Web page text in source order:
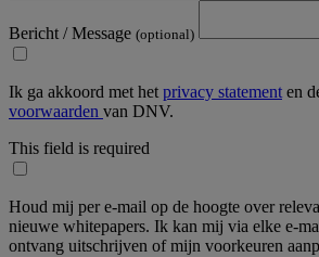
Bericht / Message (optional)
Ik ga akkoord met het privacy statement en
voorwaarden van DNV.
This field is required
Houd mij per e-mail op de hoogte over
nieuwe whitepapers. Ik kan mij via elke e-
ontvang uitschrijven of mijn voorkeuren